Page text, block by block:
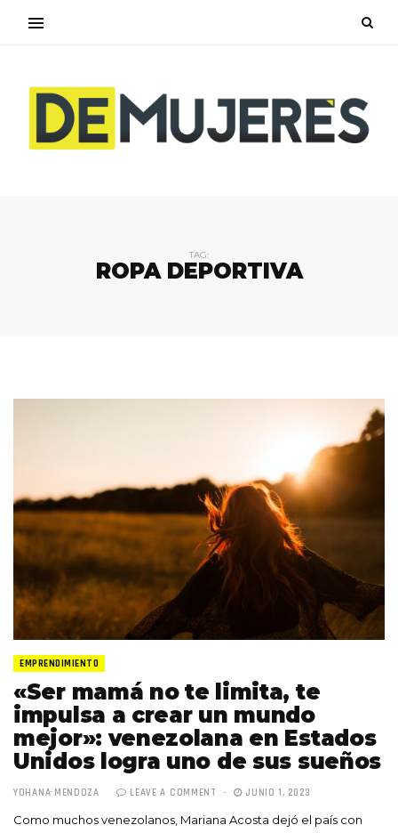
TAG:
ROPA DEPORTIVA
EMPRENDIMIENTO
«Ser mamá no te limita, te
impulsa a crear un mundo
mejor»: venezolana en Estados
Unidos logra uno de sus sueños
YOHANA MENDOZA LEAVE A COMMENT JUNIO 1, 2023
Como muchos venezolanos, Mariana Acosta dejó el país con